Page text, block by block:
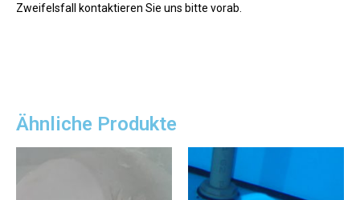
Zweifelsfall kontaktieren Sie uns bitte vorab.
Ähnliche Produkte